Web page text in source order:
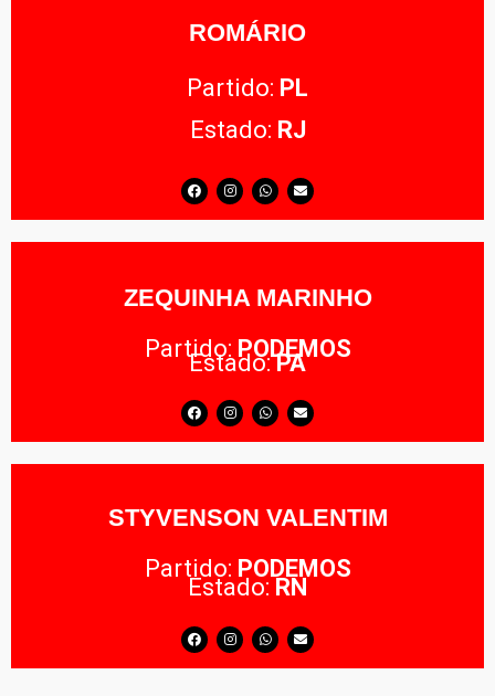
ROMÁRIO
Partido: PL
Estado: RJ
ZEQUINHA MARINHO
Partido: PODEMOS
Estado:PA
STYVENSON VALENTIM
Partido: PODEMOS
Estado: RN